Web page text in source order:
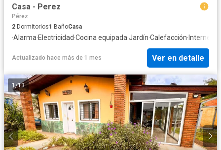
Casa - Perez
Pérez
2 Dormitorios1 BañoCasa
·Alarma·Electricidad·Cocina equipada·Jardín·Calefacción· Internet
Actualizado hace más de 1 mes Ver en detalle
1/13